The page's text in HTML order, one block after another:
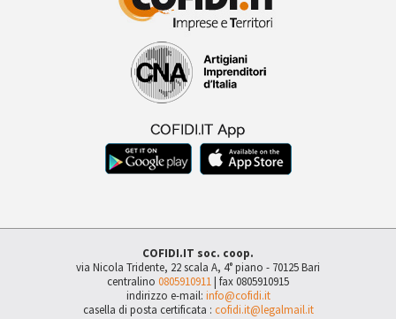
COFIDI.IT soc. coop.
via Nicola Tridente, 22 scala A, 4° piano - 70125 Bari
centralino 0805910911| fax 0805910915
indirizzo e-mail: info@cofidi.it
casella di posta certificata : cofidi.it@legalmail.it